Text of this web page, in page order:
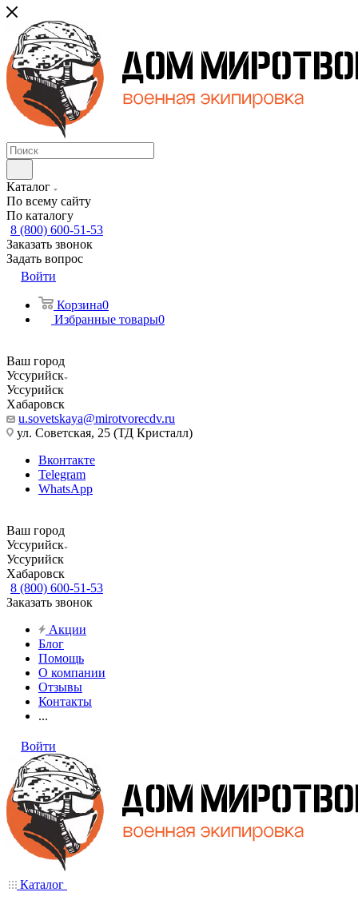
Каталог
По всему сайту
По каталогу
8 (800) 600-51-53
Заказать звонок
Задать вопрос
Войти
Корзина0
Избранные товары0
Ваш город
Уссурийск
Уссурийск
Хабаровск
u.sovetskaya@mirotvorecdv.ru
ул. Советская, 25 (ТД Кристалл)
Вконтакте
Telegram
WhatsApp
Ваш город
Уссурийск
Уссурийск
Хабаровск
8 (800) 600-51-53
Заказать звонок
Акции
Блог
Помощь
О компании
Отзывы
Контакты
...
Войти
Каталог